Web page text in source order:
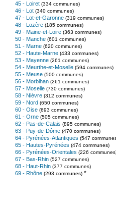
45 - Loiret (334 communes)
46 - Lot (340 communes)
47 - Lot-et-Garonne (319 communes)
48 - Lozère (185 communes)
49 - Maine-et-Loire (363 communes)
50 - Manche (601 communes)
51 - Marne (620 communes)
52 - Haute-Marne (433 communes)
53 - Mayenne (261 communes)
54 - Meurthe-et-Moselle (594 communes)
55 - Meuse (500 communes)
56 - Morbihan (261 communes)
57 - Moselle (730 communes)
58 - Nièvre (312 communes)
59 - Nord (650 communes)
60 - Oise (693 communes)
61 - Orne (505 communes)
62 - Pas-de-Calais (895 communes)
63 - Puy-de-Dôme (470 communes)
64 - Pyrénées-Atlantiques (547
65 - Hautes-Pyrénées (474 communes)
66 - Pyrénées-Orientales (226
67 - Bas-Rhin (527 communes)
68 - Haut-Rhin (377 communes)
69 - Rhône (293 communes) *